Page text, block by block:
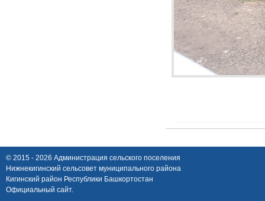
© 2015 - 2026 Администрация сельского поселения
Нижнекигинский сельсовет муниципального района
Кигинский район Республики Башкортостан
Официальный сайт.